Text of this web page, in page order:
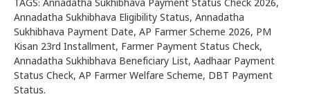
TAGS: Annadatha Sukhibhava Payment Status Check 2026,
Annadatha Sukhibhava Eligibility Status, Annadatha
Sukhibhava Payment Date, AP Farmer Scheme 2026, PM
Kisan 23rd Installment, Farmer Payment Status Check,
Annadatha Sukhibhava Beneficiary List, Aadhaar Payment
Status Check, AP Farmer Welfare Scheme, DBT Payment
Status.